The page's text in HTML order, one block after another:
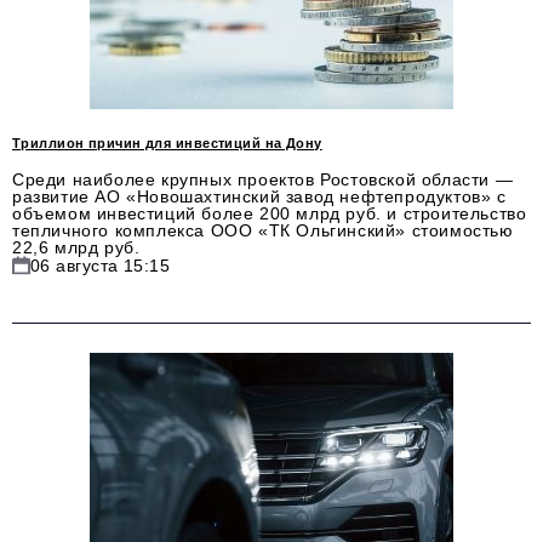
+7 495 727-01-67
Информационный отдел
info@business-magazine.online
Отдел рекламы
reklama@business-magazine.online
podpiska@business-magazine.online
Отдел по работе с партнерами
partner@business-magazine.online
Триллион причин для инвестиций на Дону
Среди наиболее крупных проектов Ростовской области —
развитие АО «Новошахтинский завод нефтепродуктов» с
объемом инвестиций более 200 млрд руб. и строительство
тепличного комплекса ООО «ТК Ольгинский» стоимостью
22,6 млрд руб.
06 августа 15:15